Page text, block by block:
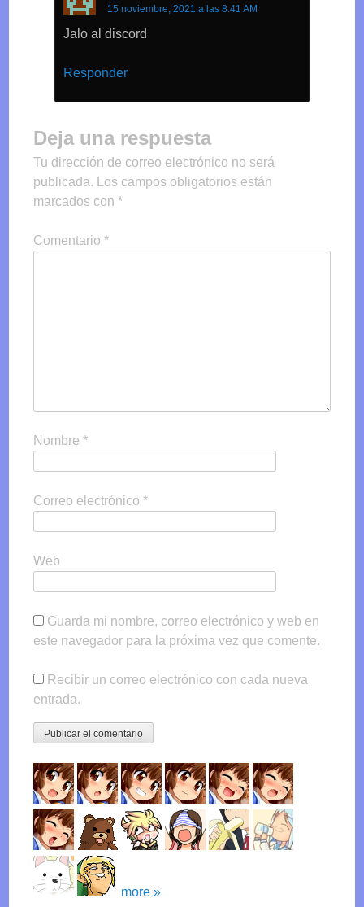
15 noviembre, 2021 a las 8:41 AM
Jalo al discord
Responder
Deja una respuesta
Tu dirección de correo electrónico no será
publicada.
Los campos obligatorios están
marcados con*
Comentario*
Nombre*
Correo electrónico*
Web
Guarda mi nombre, correo electrónico y web en
este navegador para la próxima vez que comente.
Recibir un correo electrónico con cada nueva
entrada.
more »